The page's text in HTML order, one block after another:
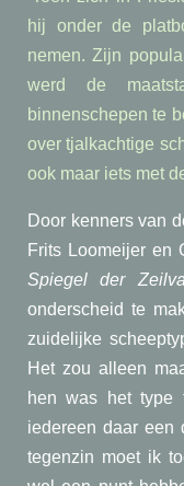
hij onder de
nemen. Zijn
werd de
binnenschepen te
over tjalkachtige
ook maar iets met
Door kenners van
Frits Loomeijer en
Spiegel der
onderscheid te
zuidelijke
Het zou alleen
hen was het type
iedereen daar een
tegenzin moet ik